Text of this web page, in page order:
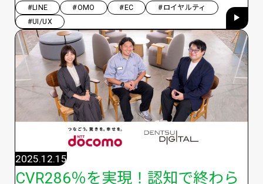
#LINE #OMO #EC
#ロイヤルティ
#UI/UX
CVR286％を実現！認知で終わら
2025.12.15